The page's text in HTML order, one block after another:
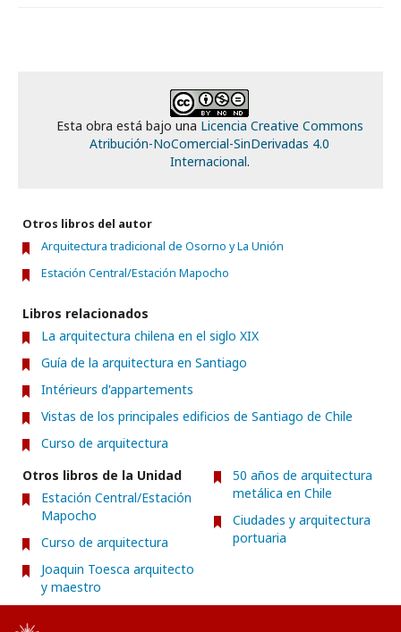
Esta obra está bajo una Licencia Creative Commons
Atribución-NoComercial-SinDerivadas 4.0
Internacional.
Otros libros del autor
Arquitectura tradicional de Osorno y La Unión
Estación Central/Estación Mapocho
Libros relacionados
La arquitectura chilena en el siglo XIX
Guía de la arquitectura en Santiago
Intérieurs d'appartements
Vistas de los principales edificios de Santiago de Chile
Curso de arquitectura
Otros libros de la Unidad
Estación Central/Estación
Mapocho
Curso de arquitectura
Joaquin Toesca arquitecto
y maestro
50 años de arquitectura
metálica en Chile
Ciudades y arquitectura
portuaria